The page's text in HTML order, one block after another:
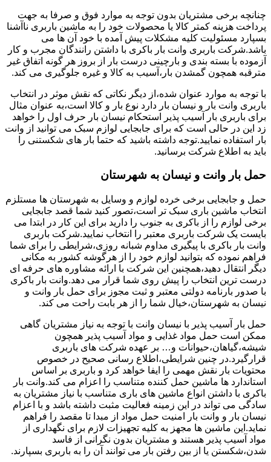
چنانچه برخی مشتریان بدون توجه به موارد فوق و صرفا به جهت
پرداخت هزینه کمتر کالا یا محصولات خود را به ماشین باربری ناآشنا
بسپارد مسئولیت کلیه مشکلات پیش آمده با خود آن ها می
باشد.شرکت باربری وانت بار باکری با داشتن رانندگان مجرب و کار
آزموده با بسته بندی و بارچینی درست بار از بروز هر گونه اتفاق غیر
مترقبه همچون گمشدن بار،آسیب به کالا و غیره جلوگیری می کند.
با توجه به موارد عنوان شده،از دیگر نکاتی که نقش موثر در انتخاب
باربری وانت بار و نیسان بار دارد نوع بار و کالا است،به عنوان مثال
برای باربری بار آسیب پذیر استحکام نیسان بار حرف اول را خواهد
زد این در حالی است که برای جابجایی لوازم سبک می توانید از وانت
بار استفاده نمایید.توجه داشته باشید که حتما بار های شکستنی را
باید به اطلاع شرکت برسانید.
حمل بار وانت و نیسان به شهرستان
حمل و جابجایی برخی خرده لوازم و وسایل به شهرستان ها مستلزم
انتخاب ماشین باری سبک تر است،تصور کنید شما قصد جابجایی
برخی لوازم را از باکری به جنوب را دارید برای این کار در ابتدا می
بایست یک شرکت باربری معتبر را انتخاب نمایید.شرکت باربری
وانت بار باکری با پیگیری مداوم شبانه روزی،شرایطی را برای شما
فراهم نموده که بتوانید لوازم خود را از هرگوشه کشور به مکانی
دیگر انتقال دهید،همچنین این شرکت با ارائه مشاوره های حرفه ای
درست ترین انتخاب را پیش روی شما قرار می دهد.وانت بار باکری
با صدور بارنامه دولتی معتبر و ثبت مجوز برای حمل بار وانت و
نیسان به شهرستان،خیال شما را از هر بابت راحت می کند.
حمل بار آسیب پذیر با نیسان وانت با توجه به نیاز مشتریان گاهی
ممکن است حمل مواد غذایی و مواد آسیب پذیر همچون
شیشه،گیاهان،حیوانات و… بر عهده شرکت های باربری
قرارگیرد.در چنین شرایطی،اطلاع رسانی صحیح در خصوص
محتویات بار نقش مهمی را ایفا خواهد کرد و باربری بر اساس
استاندارد ها ماشین حمل کننده متناسب را اعزام می کند.وانت بار
باکری با داشتن انواع ماشین های باری متناسب با نیاز مشتریان به
سادگی می تواند در این زمینه فعالیت مثبت داشته باشد و با اعزام
نیسان بار و وانت بار امنیت حمل مواد از مبدا تا مقصد را فراهم
نماید.این ماشین ها مجهز به کلیه تجهیزات لازم برای نگهداری از
مواد آسیب پذیر هستند و مشتریان بدون نگرانی از فاسد
شدن،شکستن یا از بین رفتن بار می توانند آن را به باربری بسپارند.